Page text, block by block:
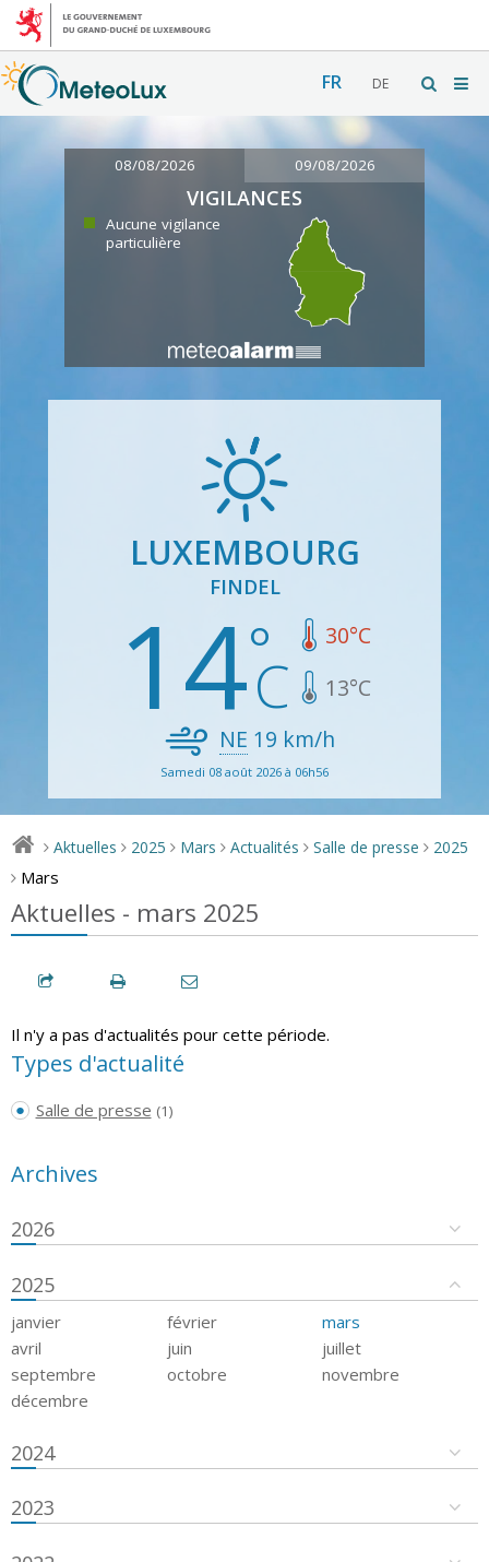
FR DE
08/08/2026 09/08/2026
VIGILANCES
Aucune vigilance
particulière
LUXEMBOURG
FINDEL
14 30°C
13°C
NE 19 km/h
Samedi 08 août 2026 à 06h56
> Aktuelles > 2025 > Mars > Actualités > Salle de presse > 2025
> Mars
Aktuelles - mars 2025
Il n'y a pas d'actualités pour cette période.
Types d'actualité
Salle de presse (1)
Archives
2026
2025
janvier février
mars
avril
juin
juillet
septembre
octobre
novembre
décembre
2024
2023